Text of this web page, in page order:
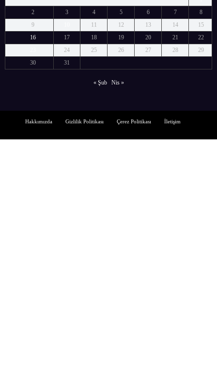
2
3 4 5 6 7
8
9
11 12 13 14
15
16
17 18 19 20 21
22
24 25 26 27 28
29
30
31
« Şub Nis »
Hakkımızda Gizlilik Politikası Çerez Politikası İletişim